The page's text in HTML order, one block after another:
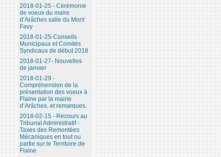
2018-01-25 - Cérémonie
de voeux du maire
d’Arâches salle du Mont
Favy
2018-01-25-Conseils
Municipaux et Comités
Syndicaux de début 2018
2018-01-27- Nouvelles
de janvier
2018-01-29 -
Compréhension de la
présentation des voeux à
Flaine par la mairie
d’Arâches, et remarques.
2018-02-15 - Recours au
Tribunal Administratif -
Taxes des Remontées
Mécaniques en tout ou
partie sur le Territoire de
Flaine